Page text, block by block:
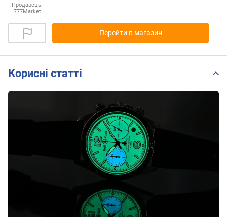
Продавець:
777Market
Перейти в магазин
Корисні статті